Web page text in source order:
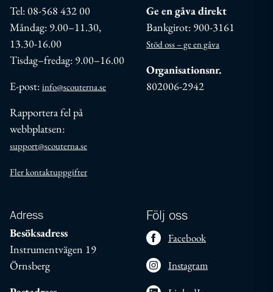
Tel: 08-568 432 00
Måndag: 9.00–11.30,
13.30-16.00
Tisdag–fredag: 9.00–16.00
E-post: info@scouterna.se
Rapportera fel på
webbplatsen:
support@scouterna.se
Fler kontaktuppgifter
Ge en gåva direkt
Bankgirot: 900-3161
Stöd oss – ge en gåva
Organisationsnr.
802006-2942
Adress
Besöksadress
Instrumentvägen 19
Örnsberg
Följ oss
Facebook
Instagram